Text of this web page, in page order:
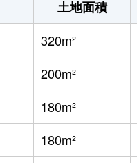
土地面積
320m²
200m²
180m²
180m²